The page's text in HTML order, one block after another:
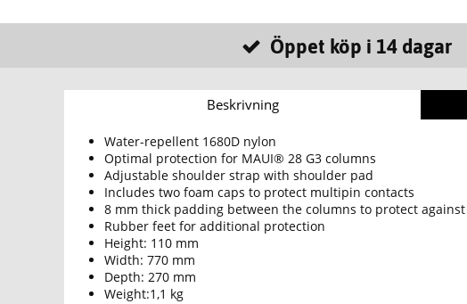
Öppet köp i 14 dagar
Beskrivning
Water-repellent 1680D nylon
Optimal protection for MAUI® 28 G3 columns
Adjustable shoulder strap with shoulder pad
Includes two foam caps to protect multipin contacts
8 mm thick padding between the columns to protect against
Rubber feet for additional protection
Height: 110 mm
Width: 770 mm
Depth: 270 mm
Weight:1,1 kg